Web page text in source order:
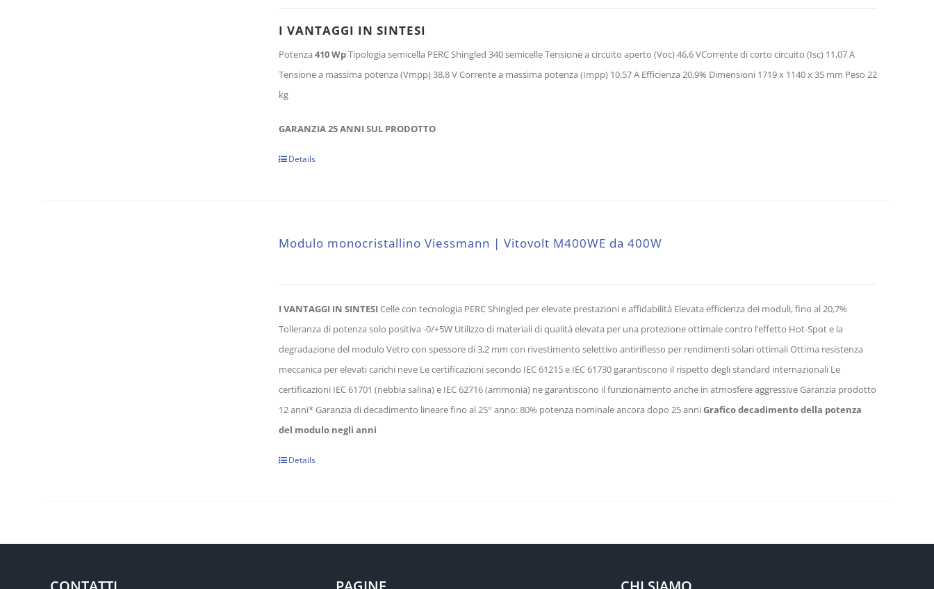
I VANTAGGI IN SINTESI
Potenza 410 WpTipologia semicella PERC Shingled 340 semicelle Tensione a circuito aperto (Voc) 46,6 VCorrente di corto circuito (Isc) 11,07 A
Tensione a massima potenza (Vmpp) 38,8 V Corrente a massima potenza (Impp) 10,57 A Efficienza 20,9% Dimensioni 1719 x 1140 x 35 mm Peso 22
kg
GARANZIA 25 ANNI SUL PRODOTTO
Details
Modulo monocristallino Viessmann | Vitovolt M400WE da 400W
I VANTAGGI IN SINTESI Celle con tecnologia PERC Shingled per elevate prestazioni e affidabilità Elevata efficienza dei moduli, fino al 20,7%
Tolleranza di potenza solo positiva -0/+5W Utilizzo di materiali di qualità elevata per una protezione ottimale contro l‘effetto Hot-Spot e la
degradazione del modulo Vetro con spessore di 3,2 mm con rivestimento selettivo antiriflesso per rendimenti solari ottimali Ottima resistenza
meccanica per elevati carichi neve Le certificazioni secondo IEC 61215 e IEC 61730 garantiscono il rispetto degli standard internazionali Le
certificazioni IEC 61701 (nebbia salina) e IEC 62716 (ammonia) ne garantiscono il funzionamento anche in atmosfere aggressive Garanzia prodotto
12 anni* Garanzia di decadimento lineare fino al 25° anno: 80% potenza nominale ancora dopo 25 anniGrafico decadimento della potenza
del modulo negli anni
Details